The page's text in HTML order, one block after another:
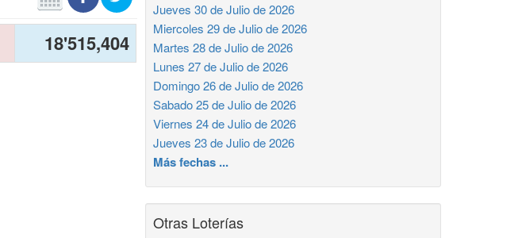
18'515,404
Jueves 30 de Julio de 2026
Miercoles 29 de Julio de 2026
Martes 28 de Julio de 2026
Lunes 27 de Julio de 2026
Domingo 26 de Julio de 2026
Sabado 25 de Julio de 2026
Viernes 24 de Julio de 2026
Jueves 23 de Julio de 2026
Más fechas ...
Otras Loterías